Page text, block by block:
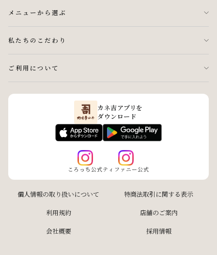
メニューから選ぶ
私たちのこだわり
ご利用について
カネ吉アプリを
ダウンロード
ころっち公式ティファニー公式
個人情報の取り扱いについて
特商法取引に関する表示
利用規約
店舗のご案内
会社概要
採用情報